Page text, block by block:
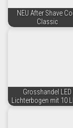
NEU After Shave
Classic
Grosshandel LED
Lichterbogen mit 10